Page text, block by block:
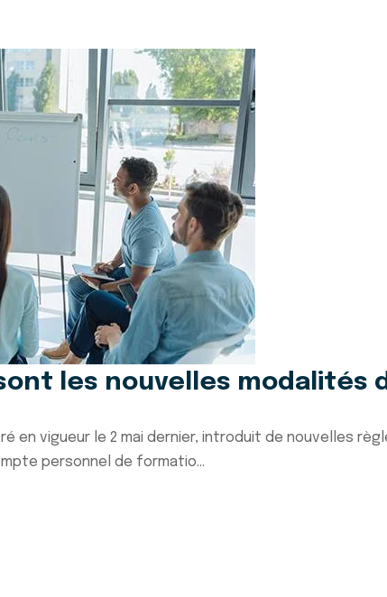
les nouvelles modalités
en vigueur le 2 mai dernier, introduit de nouvelles
personnel de formatio...